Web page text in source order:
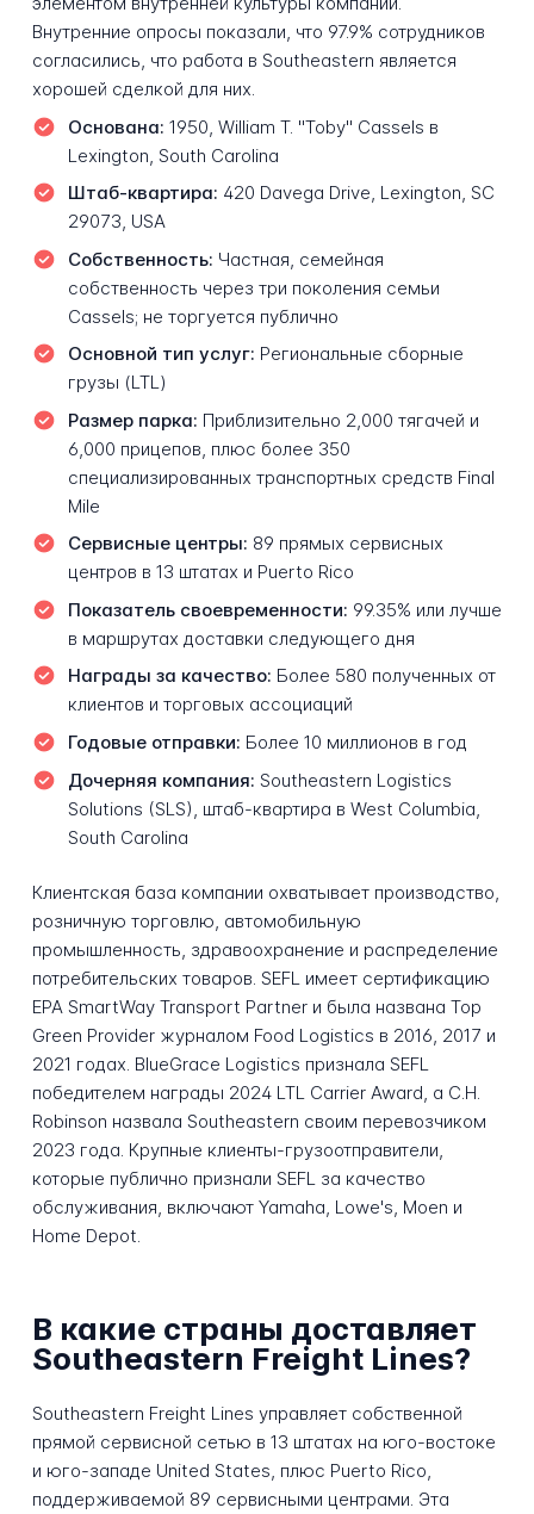
Внутренние опросы показали, что 97.9% сотрудников
согласились, что работа в Southeastern является
хорошей сделкой для них.
Основана: 1950, William T. "Toby" Cassels в
Lexington, South Carolina
Штаб-квартира: 420 Davega Drive, Lexington, SC
29073, USA
Собственность: Частная, семейная
собственность через три поколения семьи
Cassels; не торгуется публично
Основной тип услуг: Региональные сборные
грузы (LTL)
Размер парка: Приблизительно 2,000 тягачей и
6,000 прицепов, плюс более 350
специализированных транспортных средств Final
Mile
Сервисные центры: 89 прямых сервисных
центров в 13 штатах и Puerto Rico
Показатель своевременности: 99.35% или лучше
в маршрутах доставки следующего дня
Награды за качество: Более 580 полученных от
клиентов и торговых ассоциаций
Годовые отправки: Более 10 миллионов в год
Дочерняя компания: Southeastern Logistics
Solutions (SLS), штаб-квартира в West Columbia,
South Carolina
Клиентская база компании охватывает производство,
розничную торговлю, автомобильную
промышленность, здравоохранение и распределение
потребительских товаров. SEFL имеет сертификацию
EPA SmartWay Transport Partner и была названа Top
Green Provider журналом Food Logistics в 2016, 2017 и
2021 годах. BlueGrace Logistics признала SEFL
победителем награды 2024 LTL Carrier Award, а C.H.
Robinson назвала Southeastern своим перевозчиком
2023 года. Крупные клиенты-грузоотправители,
которые публично признали SEFL за качество
обслуживания, включают Yamaha, Lowe's, Moen и
Home Depot.
В какие страны доставляет
Southeastern Freight Lines?
Southeastern Freight Lines управляет собственной
прямой сервисной сетью в 13 штатах на юго-востоке
и юго-западе United States, плюс Puerto Rico,
поддерживаемой 89 сервисными центрами. Эта